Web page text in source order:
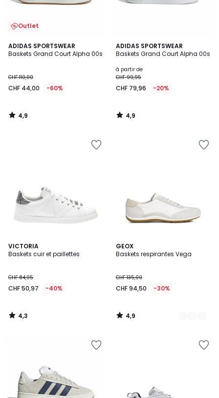
Outlet
ADIDAS SPORTSWEAR
Baskets Grand Court Alpha 00s
CHF 110,00
CHF 44,00 -60%
4,9
/ 5
4,9
/
ADIDAS SPORTSWEAR
Baskets Grand Court Alpha 00s
à partir de
CHF 99,95
CHF 79,96 -20%
4,9
/ 5
4,9
/
VICTORIA
Baskets cuir et paillettes
CHF 84,95
CHF 50,97 -40%
4,3
/ 5
4,3
/
GEOX
Baskets respirantes Vega
CHF 135,00
CHF 94,50 -30%
4,9
/ 5
2
Couleurs
4,9
/